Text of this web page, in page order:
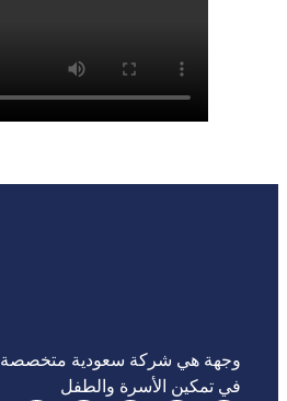
وجهة هي شركة سعودية متخصصة
في تمكين الأسرة والطفل